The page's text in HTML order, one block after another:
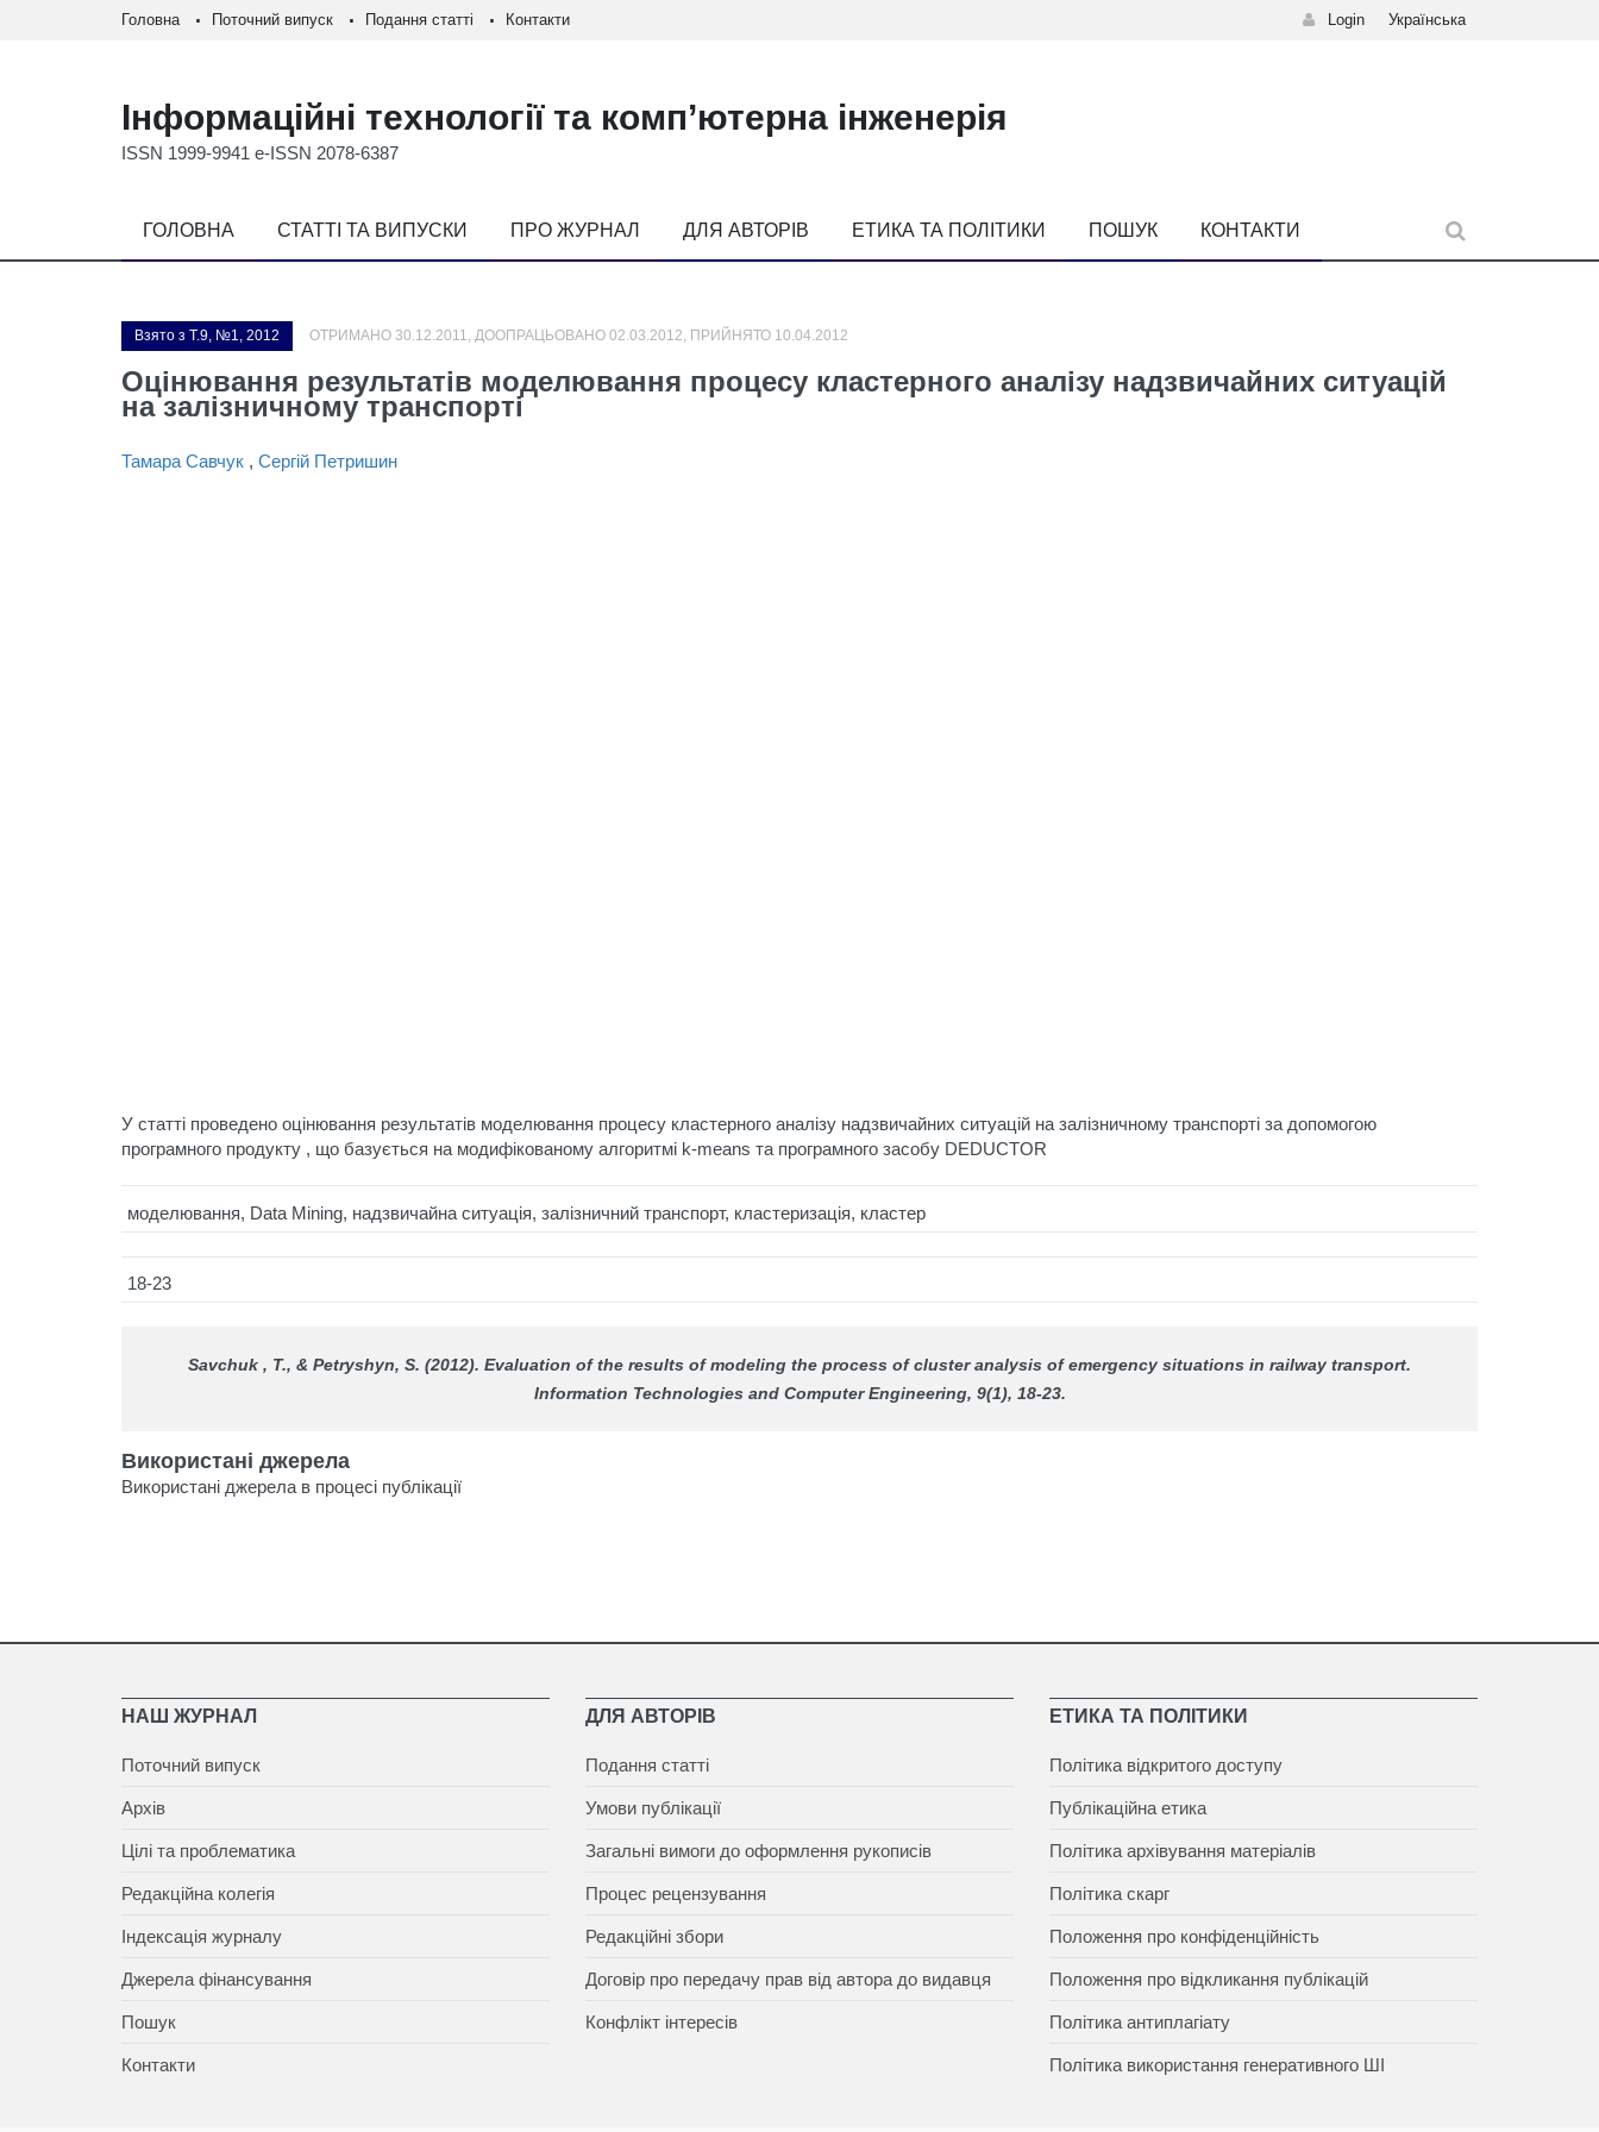
Головна Поточний випуск Подання статті Контакти Login Українська
Інформаційні технології та комп’ютерна інженерія
ISSN 1999-9941 e-ISSN 2078-6387
ГОЛОВНА СТАТТІ ТА ВИПУСКИ ПРО ЖУРНАЛ ДЛЯ АВТОРІВ ЕТИКА ТА ПОЛІТИКИ ПОШУК КОНТАКТИ
Взято з Т.9, №1, 2012 ОТРИМАНО 30.12.2011, ДООПРАЦЬОВАНО 02.03.2012, ПРИЙНЯТО 10.04.2012
Оцінювання результатів моделювання процесу кластерного аналізу надзвичайних ситуацій
на залізничному транспорті
Тамара Савчук , Сергій Петришин
У статті проведено оцінювання результатів моделювання процесу кластерного аналізу надзвичайних ситуацій на залізничному транспорті за допомогою
програмного продукту , що базується на модифікованому алгоритмі k-means та програмного засобу DEDUCTOR
моделювання, Data Mining, надзвичайна ситуація, залізничний транспорт, кластеризація, кластер
18-23
Savchuk , T., & Petryshyn, S. (2012). Evaluation of the results of modeling the process of cluster analysis of emergency situations in railway transport.
Information Technologies and Computer Engineering, 9(1), 18-23.
Використані джерела
Використані джерела в процесі публікації
НАШ ЖУРНАЛ
Поточний випуск
Архів
Цілі та проблематика
Редакційна колегія
Індексація журналу
Джерела фінансування
Пошук
Контакти
ДЛЯ АВТОРІВ
Подання статті
Умови публікації
Загальні вимоги до оформлення рукописів
Процес рецензування
Редакційні збори
Договір про передачу прав від автора до видавця
Конфлікт інтересів
ЕТИКА ТА ПОЛІТИКИ
Політика відкритого доступу
Публікаційна етика
Політика архівування матеріалів
Політика скарг
Положення про конфіденційність
Положення про відкликання публікацій
Політика антиплагіату
Політика використання генеративного ШІ